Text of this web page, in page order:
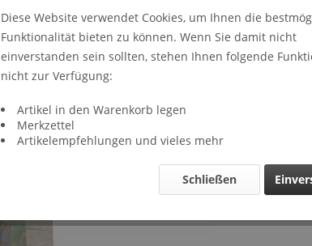
Diese Website verwendet Cookies, um Ihnen die
Funktionalität bieten zu können. Wenn Sie damit nicht
einverstanden sein sollten, stehen Ihnen folgende
nicht zur Verfügung:
Artikel in den Warenkorb legen
Merkzettel
Artikelempfehlungen und vieles mehr
Schließen